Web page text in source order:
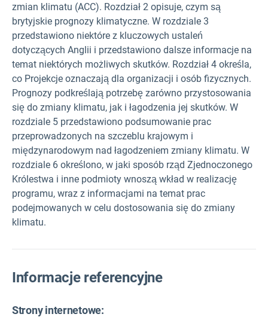
zmian klimatu (ACC). Rozdział 2 opisuje, czym są
brytyjskie prognozy klimatyczne. W rozdziale 3
przedstawiono niektóre z kluczowych ustaleń
dotyczących Anglii i przedstawiono dalsze informacje na
temat niektórych możliwych skutków. Rozdział 4 określa,
co Projekcje oznaczają dla organizacji i osób fizycznych.
Prognozy podkreślają potrzebę zarówno przystosowania
się do zmiany klimatu, jak i łagodzenia jej skutków. W
rozdziale 5 przedstawiono podsumowanie prac
przeprowadzonych na szczeblu krajowym i
międzynarodowym nad łagodzeniem zmiany klimatu. W
rozdziale 6 określono, w jaki sposób rząd Zjednoczonego
Królestwa i inne podmioty wnoszą wkład w realizację
programu, wraz z informacjami na temat prac
podejmowanych w celu dostosowania się do zmiany
klimatu.
Informacje referencyjne
Strony internetowe: